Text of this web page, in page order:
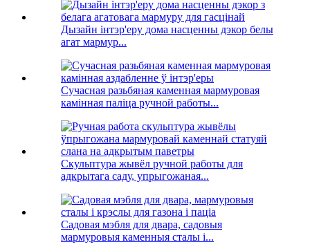
Дызайн інтэр'еру дома насценны дэкор белы
агат мармур...
Сучасная разьбяная каменная мармуровая
камінная паліца ручной работы...
Скульптура жывёл ручной работы для
адкрытага саду, упрыгожаная...
Садовая мэбля для двара, садовыя
мармуровыя каменныя сталы і...